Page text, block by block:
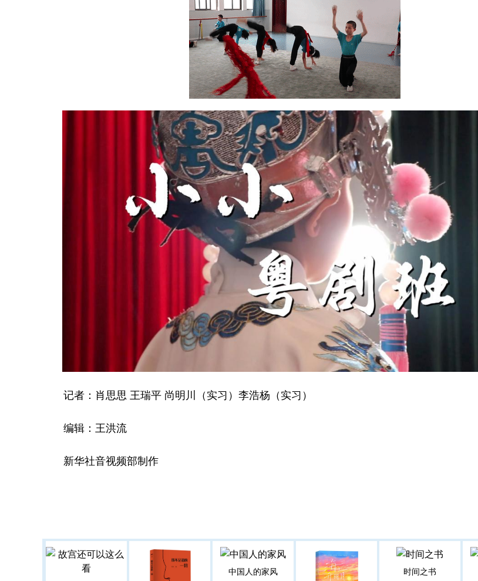
记者：肖思思 王瑞平 尚明川（实习）李浩杨（实习）
编辑：王洪流
新华社音视频部制作
中国人的家风 时间之书